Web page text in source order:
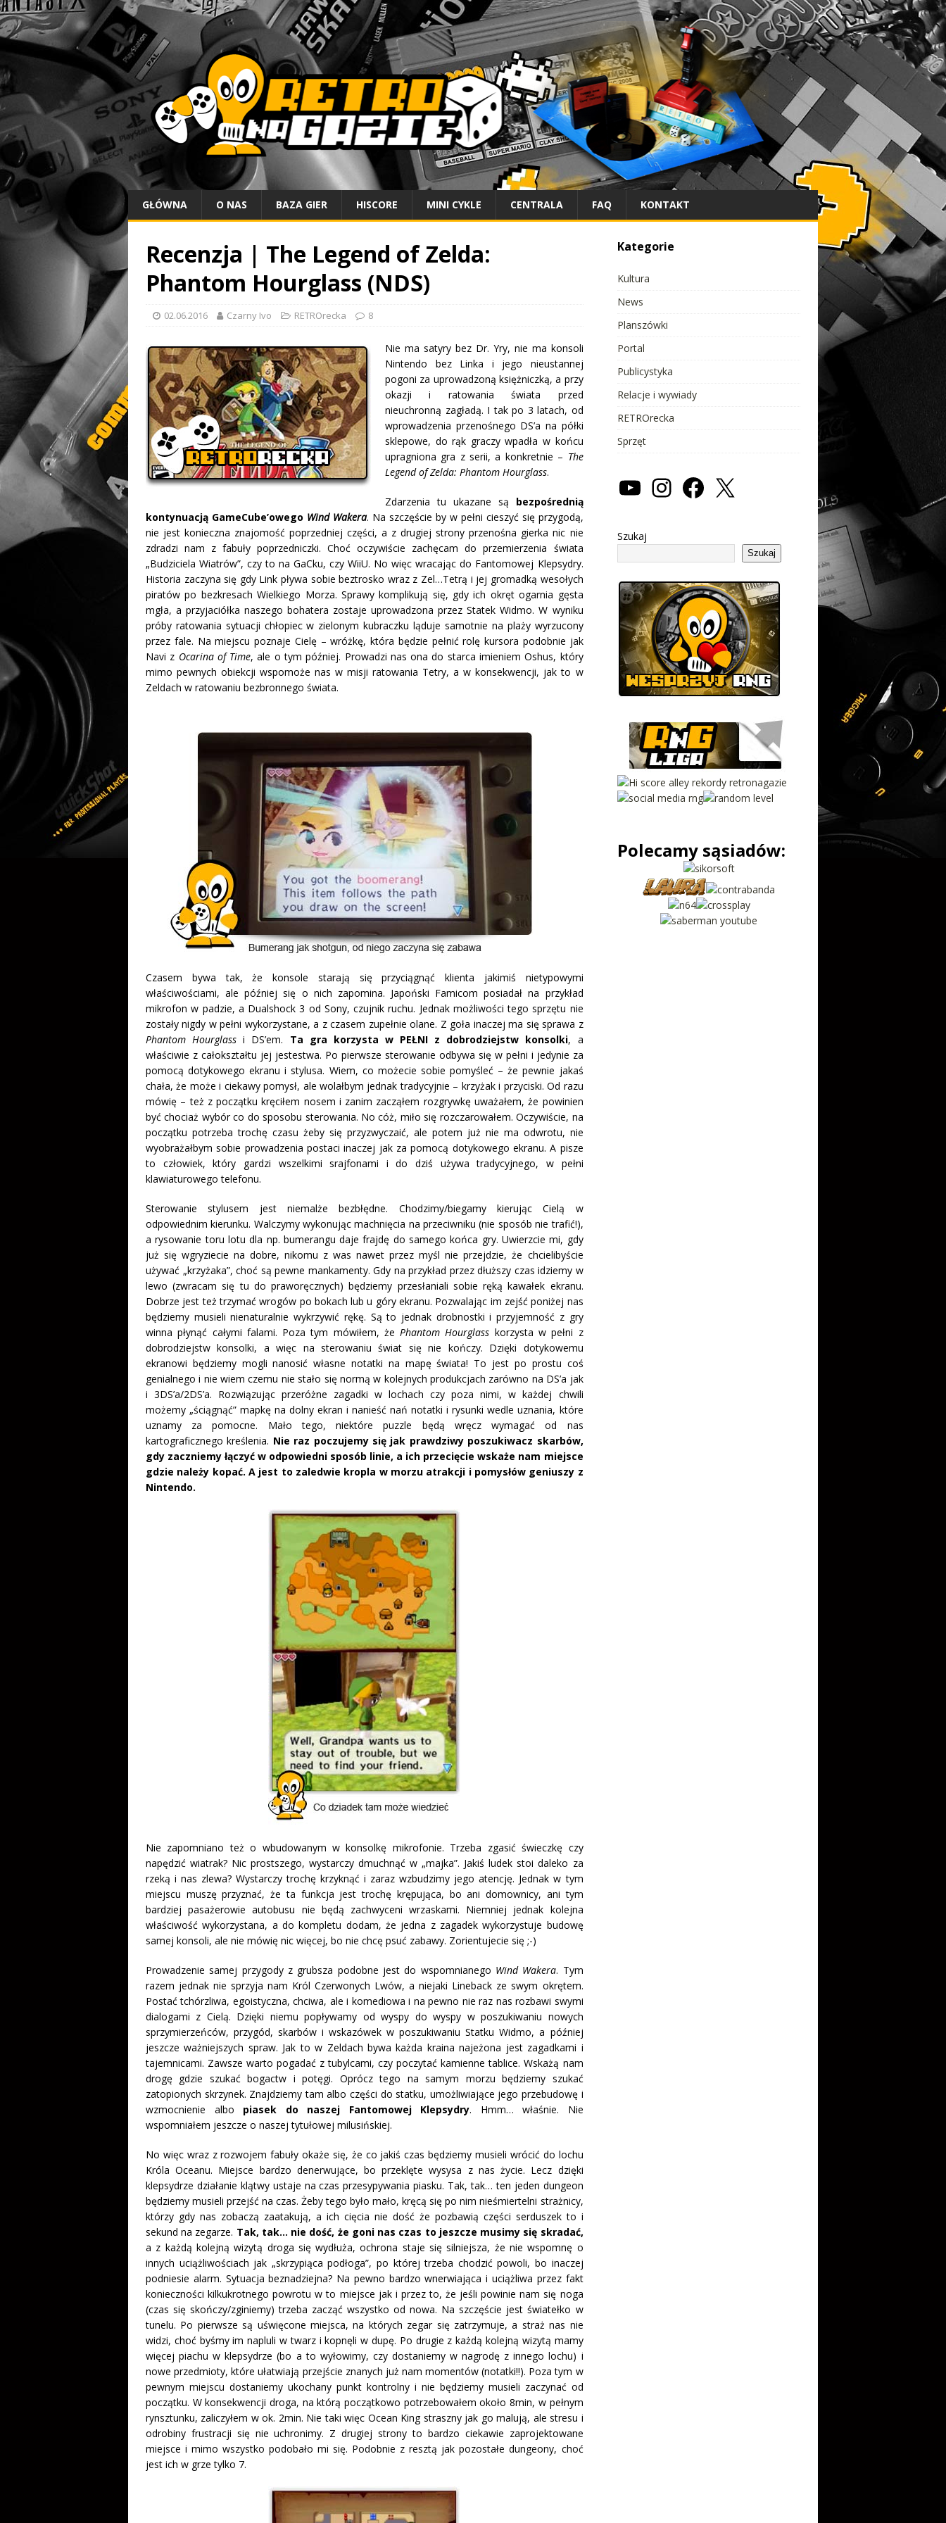
GŁÓWNA O NAS BAZA GIER HISCORE MINI CYKLE CENTRALA FAQ KONTAKT
Recenzja | The Legend of Zelda:
Phantom Hourglass (NDS)
02.06.2016 Czarny Ivo RETROrecka 8
Nie ma satyry bez Dr. Yry, nie ma konsoli
Nintendo bez Linka i jego nieustannej
pogoni za uprowadzoną księżniczką, a przy
okazji i ratowania świata przed
nieuchronną zagładą. I tak po 3 latach, od
wprowadzenia przenośnego DS’a na półki
sklepowe, do rąk graczy wpadła w końcu
upragniona gra z serii, a konkretnie – The
Legend of Zelda: Phantom Hourglass.
Zdarzenia tu ukazane są bezpośrednią
kontynuacją GameCube’owego Wind Wakera. Na szczęście by w pełni cieszyć się przygodą,
nie jest konieczna znajomość poprzedniej części, a z drugiej strony przenośna gierka nic nie
zdradzi nam z fabuły poprzedniczki. Choć oczywiście zachęcam do przemierzenia świata
„Budziciela Wiatrów”, czy to na GaCku, czy WiiU. No więc wracając do Fantomowej Klepsydry.
Historia zaczyna się gdy Link pływa sobie beztrosko wraz z Zel…Tetrą i jej gromadką wesołych
piratów po bezkresach Wielkiego Morza. Sprawy komplikują się, gdy ich okręt ogarnia gęsta
mgła, a przyjaciółka naszego bohatera zostaje uprowadzona przez Statek Widmo. W wyniku
próby ratowania sytuacji chłopiec w zielonym kubraczku ląduje samotnie na plaży wyrzucony
przez fale. Na miejscu poznaje Cielę – wróżkę, która będzie pełnić rolę kursora podobnie jak
Navi z Ocarina of Time, ale o tym później. Prowadzi nas ona do starca imieniem Oshus, który
mimo pewnych obiekcji wspomoże nas w misji ratowania Tetry, a w konsekwencji, jak to w
Zeldach w ratowaniu bezbronnego świata.
Czasem bywa tak, że konsole starają się przyciągnąć klienta jakimiś nietypowymi
właściwościami, ale później się o nich zapomina. Japoński Famicom posiadał na przykład
mikrofon w padzie, a Dualshock 3 od Sony, czujnik ruchu. Jednak możliwości tego sprzętu nie
zostały nigdy w pełni wykorzystane, a z czasem zupełnie olane. Z goła inaczej ma się sprawa z
Phantom Hourglass i DS’em. Ta gra korzysta w PEŁNI z dobrodziejstw konsolki, a
właściwie z całokształtu jej jestestwa. Po pierwsze sterowanie odbywa się w pełni i jedynie za
pomocą dotykowego ekranu i stylusa. Wiem, co możecie sobie pomyśleć – że pewnie jakaś
chała, że może i ciekawy pomysł, ale wolałbym jednak tradycyjnie – krzyżak i przyciski. Od razu
mówię – też z początku kręciłem nosem i zanim zacząłem rozgrywkę uważałem, że powinien
być chociaż wybór co do sposobu sterowania. No cóż, miło się rozczarowałem. Oczywiście, na
początku potrzeba trochę czasu żeby się przyzwyczaić, ale potem już nie ma odwrotu, nie
wyobrażałbym sobie prowadzenia postaci inaczej jak za pomocą dotykowego ekranu. A pisze
to człowiek, który gardzi wszelkimi srajfonami i do dziś używa tradycyjnego, w pełni
klawiaturowego telefonu.
Sterowanie stylusem jest niemalże bezbłędne. Chodzimy/biegamy kierując Cielą w
odpowiednim kierunku. Walczymy wykonując machnięcia na przeciwniku (nie sposób nie trafić!),
a rysowanie toru lotu dla np. bumerangu daje frajdę do samego końca gry. Uwierzcie mi, gdy
już się wgryziecie na dobre, nikomu z was nawet przez myśl nie przejdzie, że chcielibyście
używać „krzyżaka”, choć są pewne mankamenty. Gdy na przykład przez dłuższy czas idziemy w
lewo (zwracam się tu do praworęcznych) będziemy przesłaniali sobie ręką kawałek ekranu.
Dobrze jest też trzymać wrogów po bokach lub u góry ekranu. Pozwalając im zejść poniżej nas
będziemy musieli nienaturalnie wykrzywić rękę. Są to jednak drobnostki i przyjemność z gry
winna płynąć całymi falami. Poza tym mówiłem, że Phantom Hourglass korzysta w pełni z
dobrodziejstw konsolki, a więc na sterowaniu świat się nie kończy. Dzięki dotykowemu
ekranowi będziemy mogli nanosić własne notatki na mapę świata! To jest po prostu coś
genialnego i nie wiem czemu nie stało się normą w kolejnych produkcjach zarówno na DS’a jak
i 3DS’a/2DS’a. Rozwiązując przeróżne zagadki w lochach czy poza nimi, w każdej chwili
możemy „ściągnąć” mapkę na dolny ekran i nanieść nań notatki i rysunki wedle uznania, które
uznamy za pomocne. Mało tego, niektóre puzzle będą wręcz wymagać od nas
kartograficznego kreślenia. Nie raz poczujemy się jak prawdziwy poszukiwacz skarbów,
gdy zaczniemy łączyć w odpowiedni sposób linie, a ich przecięcie wskaże nam miejsce
gdzie należy kopać. A jest to zaledwie kropla w morzu atrakcji i pomysłów geniuszy z
Nintendo.
Nie zapomniano też o wbudowanym w konsolkę mikrofonie. Trzeba zgasić świeczkę czy
napędzić wiatrak? Nic prostszego, wystarczy dmuchnąć w „majka”. Jakiś ludek stoi daleko za
rzeką i nas zlewa? Wystarczy trochę krzyknąć i zaraz wzbudzimy jego atencję. Jednak w tym
miejscu muszę przyznać, że ta funkcja jest trochę krępująca, bo ani domownicy, ani tym
bardziej pasażerowie autobusu nie będą zachwyceni wrzaskami. Niemniej jednak kolejna
właściwość wykorzystana, a do kompletu dodam, że jedna z zagadek wykorzystuje budowę
samej konsoli, ale nie mówię nic więcej, bo nie chcę psuć zabawy. Zorientujecie się ;-)
Prowadzenie samej przygody z grubsza podobne jest do wspomnianego Wind Wakera. Tym
razem jednak nie sprzyja nam Król Czerwonych Lwów, a niejaki Lineback ze swym okrętem.
Postać tchórzliwa, egoistyczna, chciwa, ale i komediowa i na pewno nie raz nas rozbawi swymi
dialogami z Cielą. Dzięki niemu popływamy od wyspy do wyspy w poszukiwaniu nowych
sprzymierzeńców, przygód, skarbów i wskazówek w poszukiwaniu Statku Widmo, a później
jeszcze ważniejszych spraw. Jak to w Zeldach bywa każda kraina najeżona jest zagadkami i
tajemnicami. Zawsze warto pogadać z tubylcami, czy poczytać kamienne tablice. Wskażą nam
drogę gdzie szukać bogactw i potęgi. Oprócz tego na samym morzu będziemy szukać
zatopionych skrzynek. Znajdziemy tam albo części do statku, umożliwiające jego przebudowę i
wzmocnienie albo piasek do naszej Fantomowej Klepsydry. Hmm… właśnie. Nie
wspomniałem jeszcze o naszej tytułowej milusińskiej.
No więc wraz z rozwojem fabuły okaże się, że co jakiś czas będziemy musieli wrócić do lochu
Króla Oceanu. Miejsce bardzo denerwujące, bo przeklęte wysysa z nas życie. Lecz dzięki
klepsydrze działanie klątwy ustaje na czas przesypywania piasku. Tak, tak… ten jeden dungeon
będziemy musieli przejść na czas. Żeby tego było mało, kręcą się po nim nieśmiertelni strażnicy,
którzy gdy nas zobaczą zaatakują, a ich cięcia nie dość że pozbawią części serduszek to i
sekund na zegarze. Tak, tak… nie dość, że goni nas czas to jeszcze musimy się skradać,
a z każdą kolejną wizytą droga się wydłuża, ochrona staje się silniejsza, że nie wspomnę o
innych uciążliwościach jak „skrzypiąca podłoga”, po której trzeba chodzić powoli, bo inaczej
podniesie alarm. Sytuacja beznadziejna? Na pewno bardzo wnerwiająca i uciążliwa przez fakt
konieczności kilkukrotnego powrotu w to miejsce jak i przez to, że jeśli powinie nam się noga
(czas się skończy/zginiemy) trzeba zacząć wszystko od nowa. Na szczęście jest światełko w
tunelu. Po pierwsze są uświęcone miejsca, na których zegar się zatrzymuje, a straż nas nie
widzi, choć byśmy im napluli w twarz i kopnęli w dupę. Po drugie z każdą kolejną wizytą mamy
więcej piachu w klepsydrze (bo a to wyłowimy, czy dostaniemy w nagrodę z innego lochu) i
nowe przedmioty, które ułatwiają przejście znanych już nam momentów (notatki!!). Poza tym w
pewnym miejscu dostaniemy ukochany punkt kontrolny i nie będziemy musieli zaczynać od
początku. W konsekwencji droga, na którą początkowo potrzebowałem około 8min, w pełnym
rynsztunku, zaliczyłem w ok. 2min. Nie taki więc Ocean King straszny jak go malują, ale stresu i
odrobiny frustracji się nie uchronimy. Z drugiej strony to bardzo ciekawie zaprojektowane
miejsce i mimo wszystko podobało mi się. Podobnie z resztą jak pozostałe dungeony, choć
jest ich w grze tylko 7.
Kategorie
Kultura
News
Planszówki
Portal
Publicystyka
Relacje i wywiady
RETROrecka
Sprzęt
Szukaj
Szukaj
Polecamy sąsiadów: